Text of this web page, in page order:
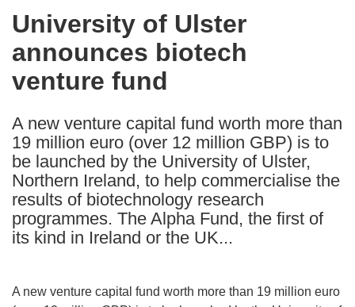
the
following
languages:
University of Ulster
announces biotech
venture fund
A new venture capital fund worth more than
19 million euro (over 12 million GBP) is to
be launched by the University of Ulster,
Northern Ireland, to help commercialise the
results of biotechnology research
programmes. The Alpha Fund, the first of
its kind in Ireland or the UK...
A new venture capital fund worth more than 19 million euro